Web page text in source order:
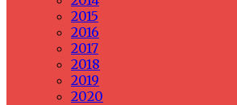
2015
2016
2017
2018
2019
2020